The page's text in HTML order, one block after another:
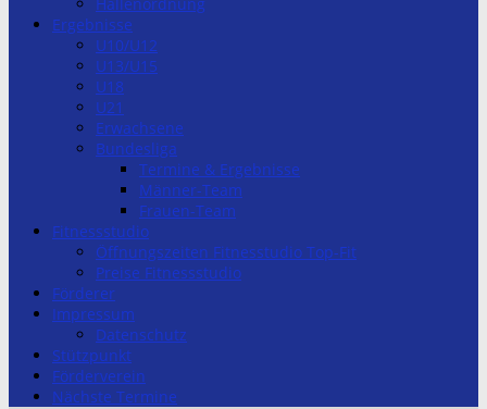
Ergebnisse
U10/U12
U13/U15
U18
U21
Erwachsene
Bundesliga
Termine & Ergebnisse
Männer-Team
Frauen-Team
Fitnessstudio
Öffnungszeiten Fitnesstudio Top-Fit
Preise Fitnessstudio
Förderer
Impressum
Datenschutz
Stützpunkt
Förderverein
Nächste Termine